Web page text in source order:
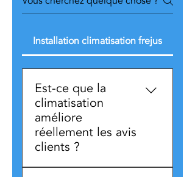
Installation climatisation frejus
Est-ce que la
climatisation
améliore
réellement les avis
clients ?